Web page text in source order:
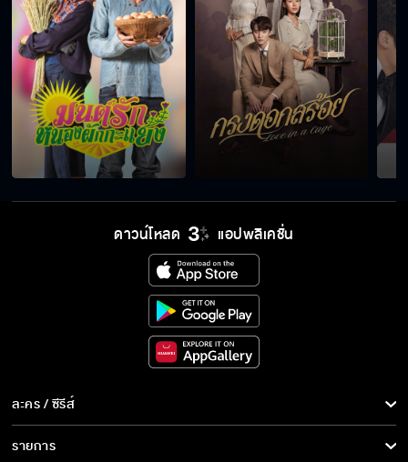
ดาวน์โหลด แอปพลิเคชั่น
ละคร / ซีรีส์
ละคร/ซีรีส์
รายการ